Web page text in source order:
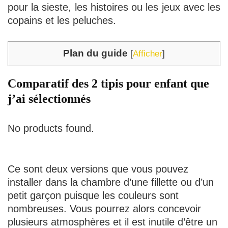
pour la sieste, les histoires ou les jeux avec les
copains et les peluches.
Plan du guide [Afficher]
Comparatif des 2 tipis pour enfant que
j’ai sélectionnés
No products found.
Ce sont deux versions que vous pouvez
installer dans la chambre d’une fillette ou d’un
petit garçon puisque les couleurs sont
nombreuses. Vous pourrez alors concevoir
plusieurs atmosphères et il est inutile d’être un